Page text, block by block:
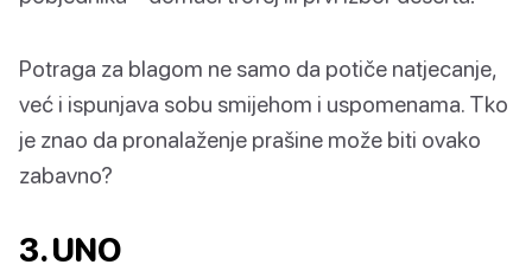
Potraga za blagom ne samo da potiče natjecanje,
već i ispunjava sobu smijehom i uspomenama. Tko
je znao da pronalaženje prašine može biti ovako
zabavno?
3. UNO